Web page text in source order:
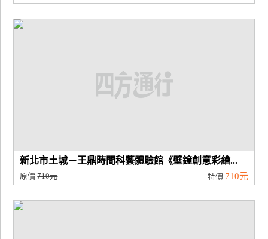
新北市土城－王鼎時間科藝體驗館《壁鐘創意彩繪...
原價710元 特價 710元